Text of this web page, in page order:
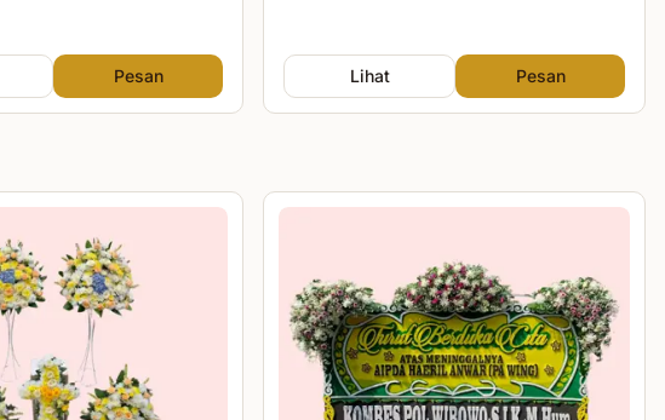
Pesan Lihat Pesan